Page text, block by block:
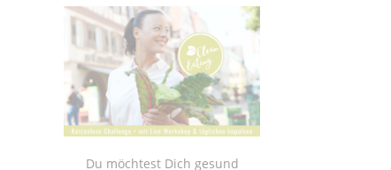
Du möchtest Dich gesund